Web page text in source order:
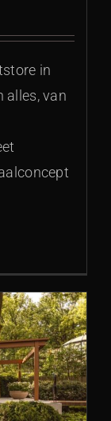
in
alles, van